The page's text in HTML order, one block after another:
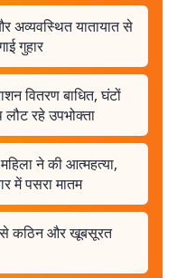
अव्यवस्थित यातायात से
गुहार
वितरण बाधित, घंटों
रहे उपभोक्ता
ने की आत्महत्या,
में पसरा मातम
कठिन और खूबसूरत